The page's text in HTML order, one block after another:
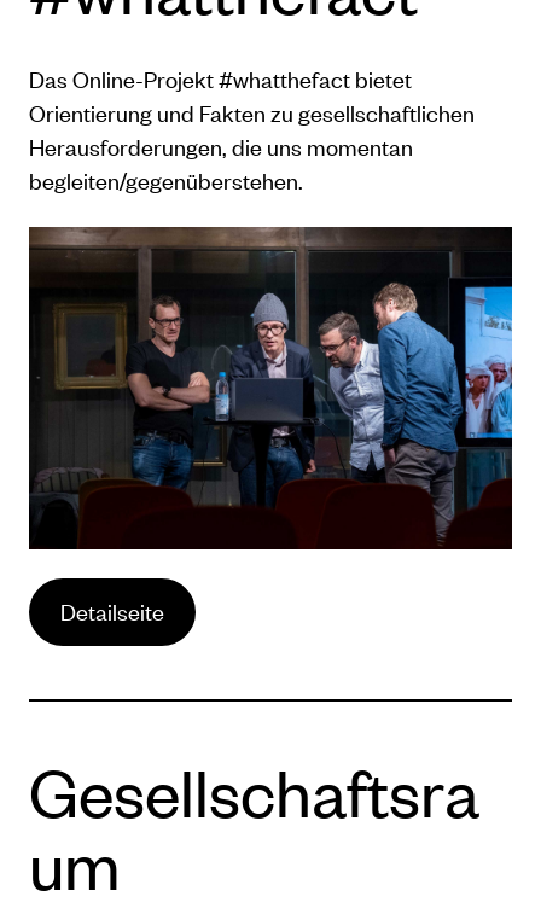
Das Online-Projekt #whatthefact bietet
Orientierung und Fakten zu gesellschaftlichen
Herausforderungen, die uns momentan
begleiten/gegenüberstehen.
Detailseite
Gesellschaftsra
um